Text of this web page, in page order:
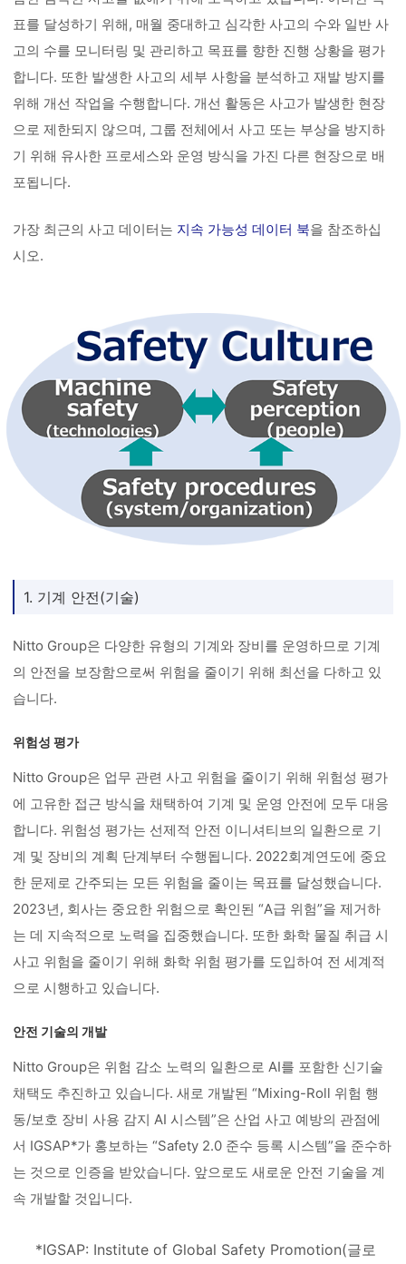
표를 달성하기 위해, 매월 중대하고 심각한 사고의 수와 일반 사
고의 수를 모니터링 및 관리하고 목표를 향한 진행 상황을 평가
합니다. 또한 발생한 사고의 세부 사항을 분석하고 재발 방지를
위해 개선 작업을 수행합니다. 개선 활동은 사고가 발생한 현장
으로 제한되지 않으며, 그룹 전체에서 사고 또는 부상을 방지하
기 위해 유사한 프로세스와 운영 방식을 가진 다른 현장으로 배
포됩니다.
가장 최근의 사고 데이터는 지속 가능성 데이터 북을 참조하십
시오.
1. 기계 안전(기술)
Nitto Group은 다양한 유형의 기계와 장비를 운영하므로 기계
의 안전을 보장함으로써 위험을 줄이기 위해 최선을 다하고 있
습니다.
위험성 평가
Nitto Group은 업무 관련 사고 위험을 줄이기 위해 위험성 평가
에 고유한 접근 방식을 채택하여 기계 및 운영 안전에 모두 대응
합니다. 위험성 평가는 선제적 안전 이니셔티브의 일환으로 기
계 및 장비의 계획 단계부터 수행됩니다. 2022회계연도에 중요
한 문제로 간주되는 모든 위험을 줄이는 목표를 달성했습니다.
2023년, 회사는 중요한 위험으로 확인된 “A급 위험”을 제거하
는 데 지속적으로 노력을 집중했습니다. 또한 화학 물질 취급 시
사고 위험을 줄이기 위해 화학 위험 평가를 도입하여 전 세계적
으로 시행하고 있습니다.
안전 기술의 개발
Nitto Group은 위험 감소 노력의 일환으로 AI를 포함한 신기술
채택도 추진하고 있습니다. 새로 개발된 “Mixing-Roll 위험 행
동/보호 장비 사용 감지 AI 시스템”은 산업 사고 예방의 관점에
서 IGSAP*가 홍보하는 “Safety 2.0 준수 등록 시스템”을 준수하
는 것으로 인증을 받았습니다. 앞으로도 새로운 안전 기술을 계
속 개발할 것입니다.
*IGSAP: Institute of Global Safety Promotion(글로